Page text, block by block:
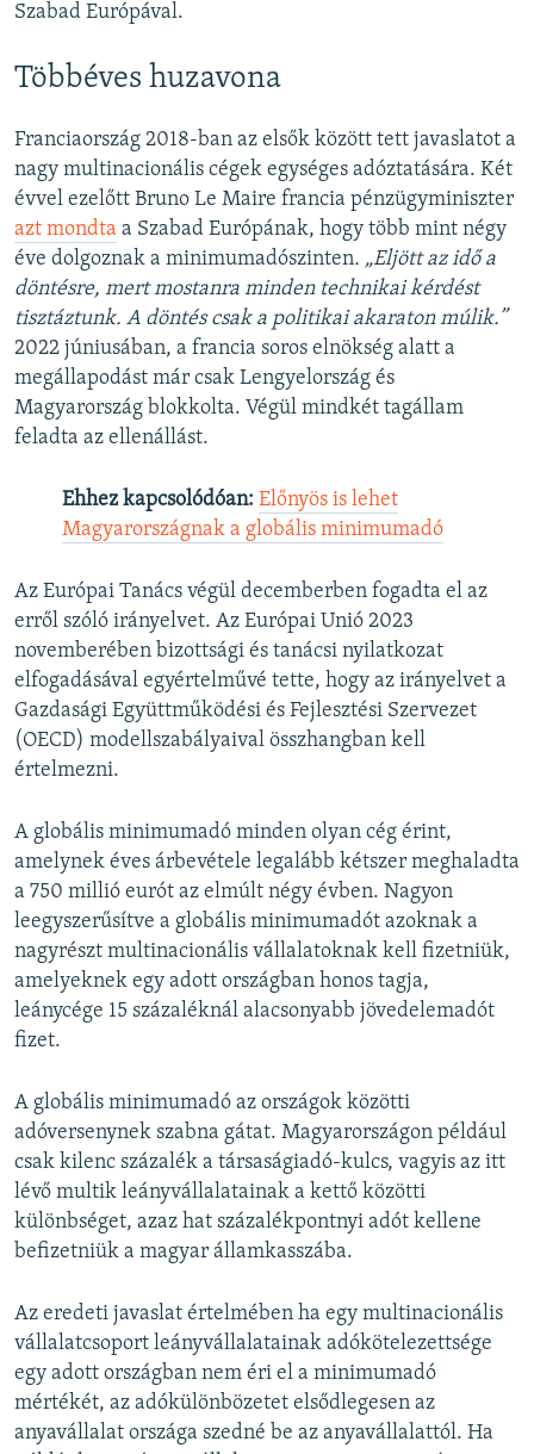
Szabad Európával.
Többéves huzavona
Franciaország 2018-ban az elsők között tett javaslatot a
nagy multinacionális cégek egységes adóztatására. Két
évvel ezelőtt Bruno Le Maire francia pénzügyminiszter
azt mondta a Szabad Európának, hogy több mint négy
éve dolgoznak a minimumadószinten. „Eljött az idő a
döntésre, mert mostanra minden technikai kérdést
tisztáztunk. A döntés csak a politikai akaraton múlik.”
2022 júniusában, a francia soros elnökség alatt a
megállapodást már csak Lengyelország és
Magyarország blokkolta. Végül mindkét tagállam
feladta az ellenállást.
Ehhez kapcsolódóan: Előnyös is lehet
Magyarországnak a globális minimumadó
Az Európai Tanács végül decemberben fogadta el az
erről szóló irányelvet. Az Európai Unió 2023
novemberében bizottsági és tanácsi nyilatkozat
elfogadásával egyértelművé tette, hogy az irányelvet a
Gazdasági Együttműködési és Fejlesztési Szervezet
(OECD) modellszabályaival összhangban kell
értelmezni.
A globális minimumadó minden olyan cég érint,
amelynek éves árbevétele legalább kétszer meghaladta
a 750 millió eurót az elmúlt négy évben. Nagyon
leegyszerűsítve a globális minimumadót azoknak a
nagyrészt multinacionális vállalatoknak kell fizetniük,
amelyeknek egy adott országban honos tagja,
leánycége 15 százaléknál alacsonyabb jövedelemadót
fizet.
A globális minimumadó az országok közötti
adóversenynek szabna gátat. Magyarországon például
csak kilenc százalék a társaságiadó-kulcs, vagyis az itt
lévő multik leányvállalatainak a kettő közötti
különbséget, azaz hat százalékpontnyi adót kellene
befizetniük a magyar államkasszába.
Az eredeti javaslat értelmében ha egy multinacionális
vállalatcsoport leányvállalatainak adókötelezettsége
egy adott országban nem éri el a minimumadó
mértékét, az adókülönbözetet elsődlegesen az
anyavállalat országa szedné be az anyavállalattól. Ha